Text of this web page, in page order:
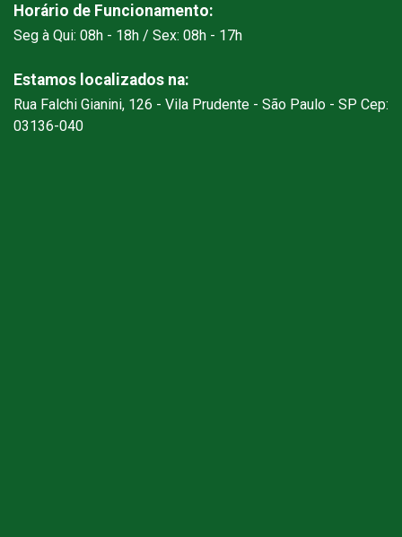
Horário de Funcionamento:
Seg à Qui: 08h - 18h / Sex: 08h - 17h
Estamos localizados na:
Rua Falchi Gianini, 126 - Vila Prudente - São Paulo - SP Cep:
03136-040